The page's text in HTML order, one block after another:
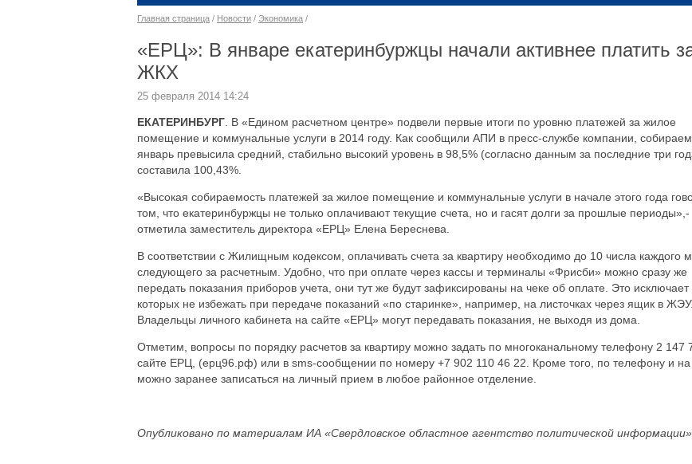
Главная страница / Новости / Экономика /
«ЕРЦ»: В январе екатеринбуржцы начали активнее платить
ЖКХ
25 февраля 2014 14:24
ЕКАТЕРИНБУРГ . В «Едином расчетном центре» подвели первые итоги по уровню платежей за жилое
помещение и коммунальные услуги в 2014 году. Как сообщили АПИ в пресс-службе компании,
январь превысила средний, стабильно высокий уровень в 98,5% (согласно данным за последние три
составила 100,43%.
«Высокая собираемость платежей за жилое помещение и коммунальные услуги в начале этого года
том, что екатеринбуржцы не только оплачивают текущие счета, но и гасят долги за прошлые периоды»,-
отметила заместитель директора «ЕРЦ» Елена Береснева.
В соответствии с Жилищным кодексом, оплачивать счета за квартиру необходимо до 10 числа каждого
следующего за расчетным. Удобно, что при оплате через кассы и терминалы «Фрисби» можно сразу же
передать показания приборов учета, они тут же будут зафиксированы на чеке об оплате. Это исключает
которых не избежать при передаче показаний «по старинке», например, на листочках через ящик в ЖЭУ.
Владельцы личного кабинета на сайте «ЕРЦ» могут передавать показания, не выходя из дома.
Отметим, вопросы по порядку расчетов за квартиру можно задать по многоканальному телефону 2 147
сайте ЕРЦ, (ерц96.рф) или в sms-сообщении по номеру +7 902 110 46 22. Кроме того, по телефону и на
можно заранее записаться на личный прием в любое районное отделение.
Опубликовано по материалам ИА «Свердловское областное агентство политической информации».